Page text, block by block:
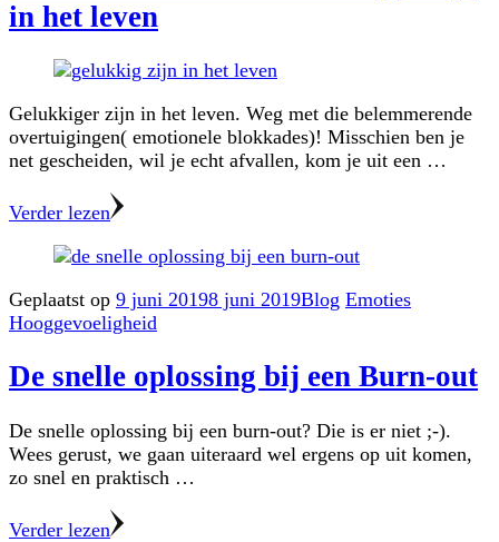
in het leven
Gelukkiger zijn in het leven. Weg met die belemmerende
overtuigingen( emotionele blokkades)! Misschien ben je
net gescheiden, wil je echt afvallen, kom je uit een …
Verder lezen
Geplaatst op 9 juni 20198 juni 2019Blog Emoties
Hooggevoeligheid
De snelle oplossing bij een Burn-out
De snelle oplossing bij een burn-out? Die is er niet ;-).
Wees gerust, we gaan uiteraard wel ergens op uit komen,
zo snel en praktisch …
Verder lezen